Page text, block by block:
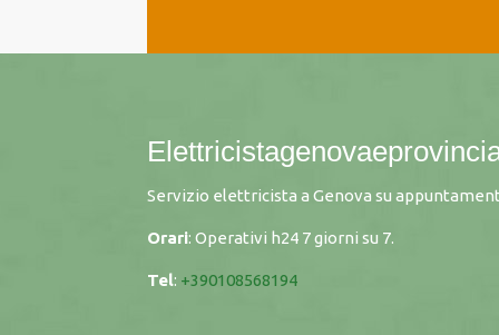
Servizio elettricista a Genova su
Orari: Operativi h24 7 giorni su 7.
Tel: +390108568194